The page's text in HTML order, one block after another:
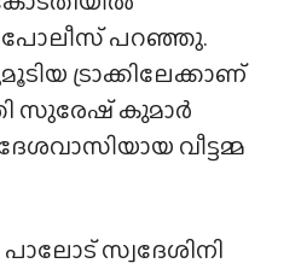
പോലീസ് പറഞ്ഞു.
ട്രാക്കിലേക്കാണ്
സുരേഷ് കുമാർ
വീട്ടമ്മ
പാലോട് സ്വദേശിനി